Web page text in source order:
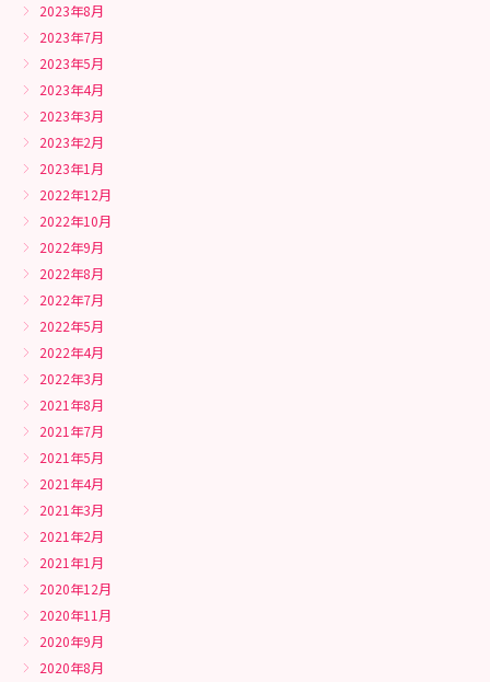
2023年8月
2023年7月
2023年5月
2023年4月
2023年3月
2023年2月
2023年1月
2022年12月
2022年10月
2022年9月
2022年8月
2022年7月
2022年5月
2022年4月
2022年3月
2021年8月
2021年7月
2021年5月
2021年4月
2021年3月
2021年2月
2021年1月
2020年12月
2020年11月
2020年9月
2020年8月